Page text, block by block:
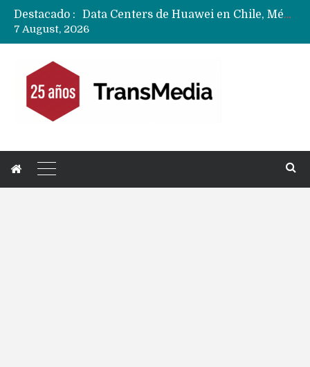
Destacado :
Data Centers de Huawei en Chile, México, Brasil,Perú y Argentina podrían verse afectados por arremetida de EE.UU
7 August, 2026